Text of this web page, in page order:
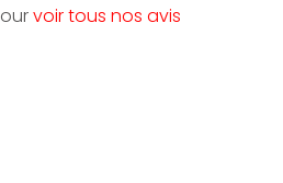
voir tous nos avis